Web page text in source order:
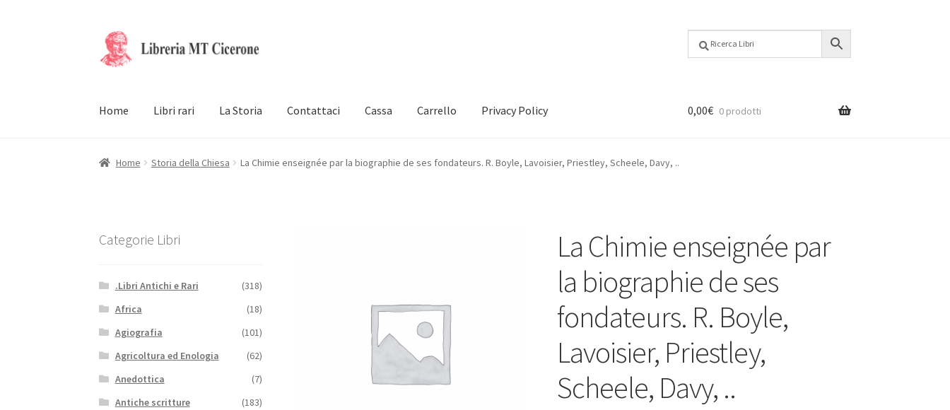
Vai
alla
Vai
al
Home Libri rari La Storia Contattaci Cassa Carrello Privacy Policy 0,00€ 0 prodotti
Home Storia della Chiesa La Chimie enseignée par la biographie de ses fondateurs. R. Boyle, Lavoisier, Priestley, Scheele, Davy, ..
La Chimie enseignée par
la biographie de ses
fondateurs. R. Boyle,
Lavoisier, Priestley,
Scheele, Davy, ..
Categorie Libri
.Libri Antichi e Rari
(318)
Africa
(18)
Agiografia
(101)
Agricoltura ed Enologia
(62)
Anedottica
(7)
Antiche scritture
(183)